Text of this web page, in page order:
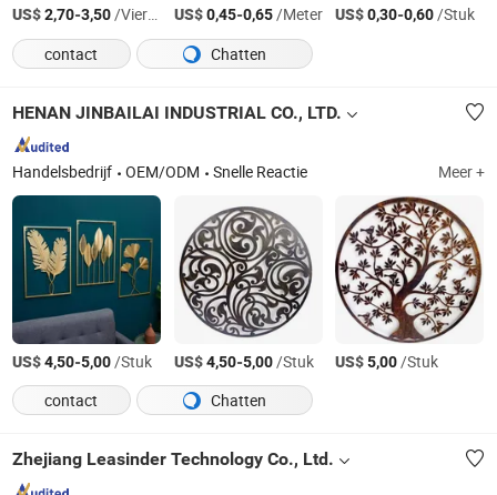
US$2,70-3,50/Vierkante Meter US$0,45-0,65/Meter US$0,30-0,60/Stuk
contact
Chatten
HENAN JINBAILAI INDUSTRIAL CO., LTD.
Handelsbedrijf OEM/ODM Snelle Reactie Meer +
US$4,50-5,00/Stuk US$4,50-5,00/Stuk US$5,00/Stuk
contact
Chatten
Zhejiang Leasinder Technology Co., Ltd.